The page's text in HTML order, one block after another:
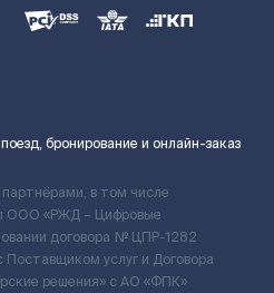
бронирование и онлайн-заказ
в том числе
ООО «РЖД – Цифровые
договора № ЦПР-1282
услуг и Договора
решения» c АО «ФПК»